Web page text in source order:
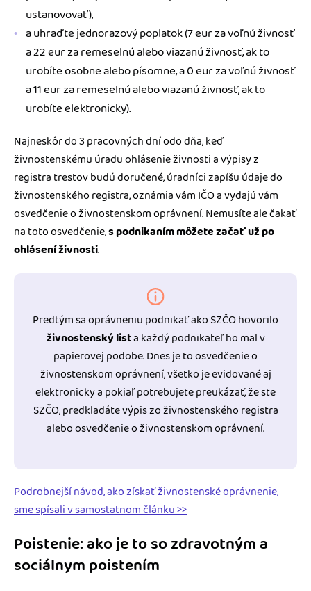
ustanovovať),
a uhraďte jednorazový poplatok (7 eur za voľnú živnosť
a 22 eur za remeselnú alebo viazanú živnosť, ak to
urobíte osobne alebo písomne, a 0 eur za voľnú živnosť
a 11 eur za remeselnú alebo viazanú živnosť, ak to
urobíte elektronicky).
Najneskôr do 3 pracovných dní odo dňa, keď
živnostenskému úradu ohlásenie živnosti a výpisy z
registra trestov budú doručené, úradníci zapíšu údaje do
živnostenského registra, oznámia vám IČO a vydajú vám
osvedčenie o živnostenskom oprávnení. Nemusíte ale čakať
na toto osvedčenie,s podnikaním môžete začať už po
ohlásení živnosti.
Predtým sa oprávneniu podnikať ako SZČO hovorilo
živnostenský lista každý podnikateľ ho mal v
papierovej podobe. Dnes je to osvedčenie o
živnostenskom oprávnení, všetko je evidované aj
elektronicky a pokiaľ potrebujete preukázať, že ste
SZČO, predkladáte výpis zo živnostenského registra
alebo osvedčenie o živnostenskom oprávnení.
Podrobnejší návod, ako získať živnostenské oprávnenie,
sme spísali v samostatnom článku >>
Poistenie: ako je to so zdravotným a
sociálnym poistením